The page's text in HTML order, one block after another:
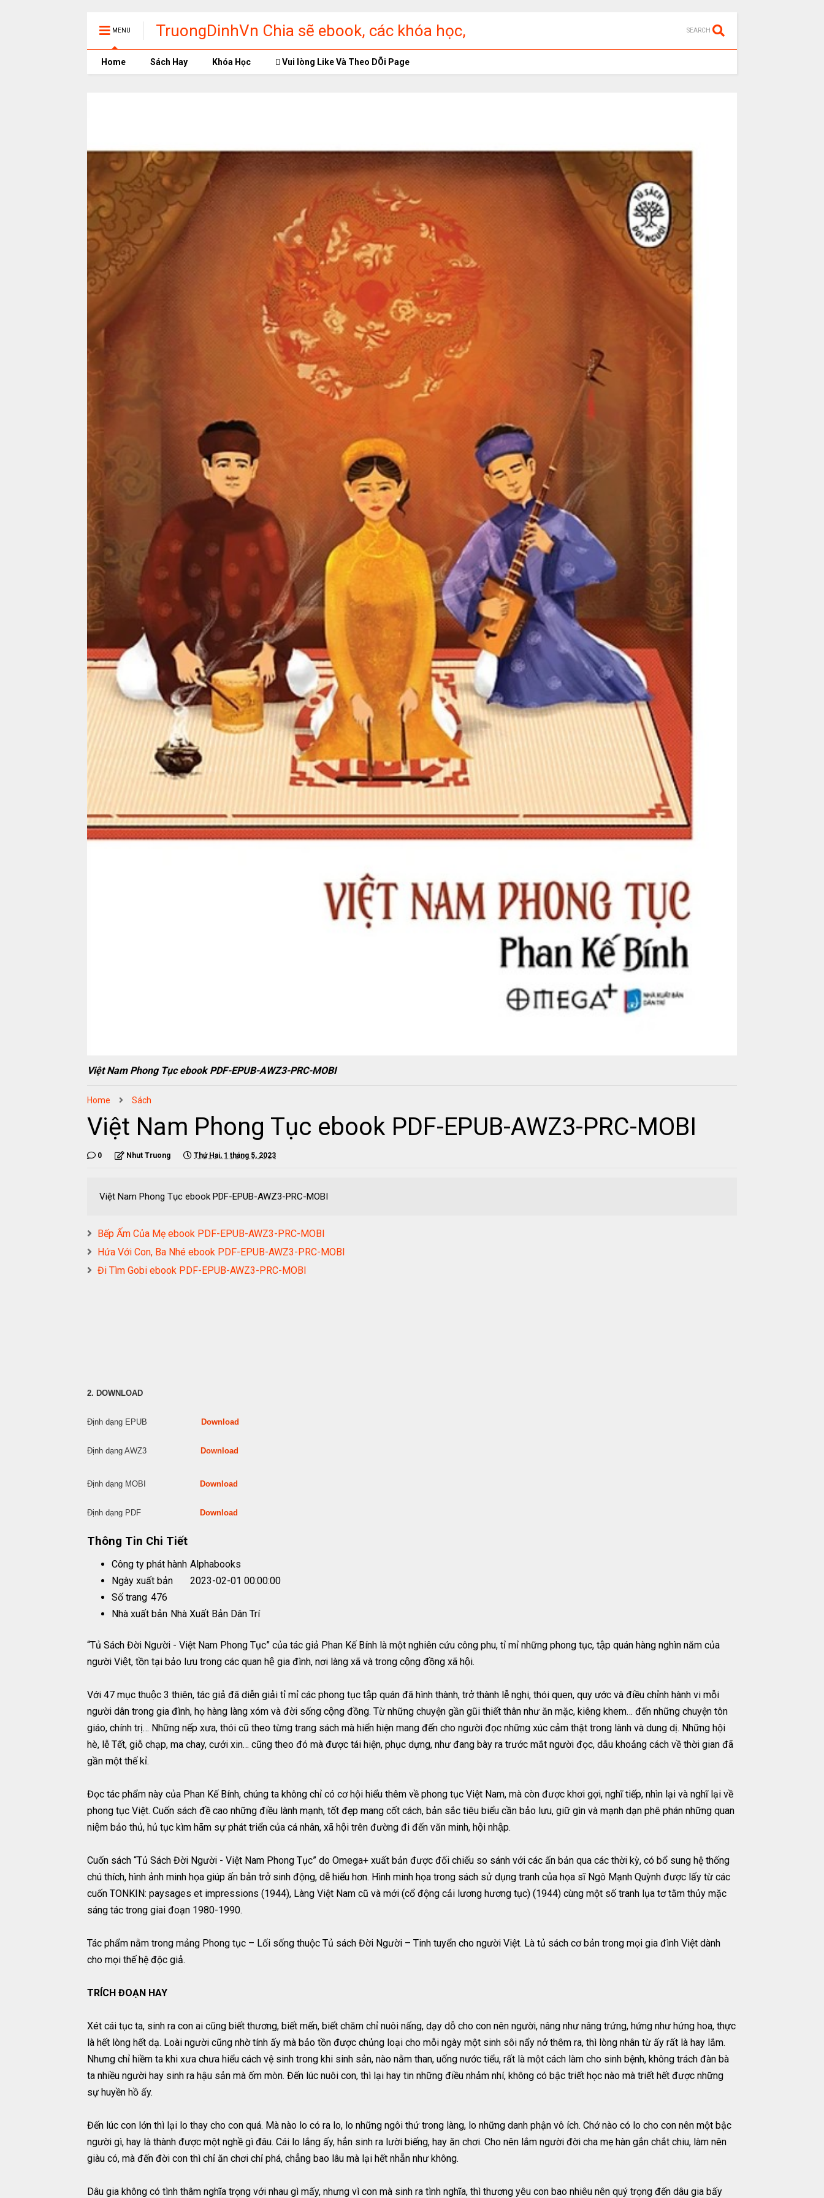
MENU
TruongDinhVn Chia sẽ ebook, các khóa học,
phần mềm học tập miễn phí
SEARCH
Home Sách Hay Khóa Học Vui lòng Like Và Theo DÕi Page
Việt Nam Phong Tục ebook PDF-EPUB-AWZ3-PRC-MOBI
Home Sách
Việt Nam Phong Tục ebook PDF-EPUB-AWZ3-PRC-MOBI
0 Nhut Truong Thứ Hai, 1 tháng 5, 2023
Việt Nam Phong Tục ebook PDF-EPUB-AWZ3-PRC-MOBI
Bếp Ấm Của Mẹ ebook PDF-EPUB-AWZ3-PRC-MOBI
Hứa Với Con, Ba Nhé ebook PDF-EPUB-AWZ3-PRC-MOBI
Đi Tìm Gobi ebook PDF-EPUB-AWZ3-PRC-MOBI
2. DOWNLOAD
Định dạng EPUB Download
Định dạng AWZ3 Download
Định dạng MOBI Download
Định dạng PDF Download
Thông Tin Chi Tiết
Công ty phát hành Alphabooks
Ngày xuất bản
2023-02-01 00:00:00
Số trang 476
Nhà xuất bản Nhà Xuất Bản Dân Trí
“Tủ Sách Đời Người - Việt Nam Phong Tục” của tác giả Phan Kế Bính là một nghiên cứu công phu, tỉ mỉ những phong tục, tập quán hàng nghìn năm của
người Việt, tồn tại bảo lưu trong các quan hệ gia đình, nơi làng xã và trong cộng đồng xã hội.
Với 47 mục thuộc 3 thiên, tác giả đã diễn giải tỉ mỉ các phong tục tập quán đã hình thành, trở thành lễ nghi, thói quen, quy ước và điều chỉnh hành vi mỗi
người dân trong gia đình, họ hàng làng xóm và đời sống cộng đồng. Từ những chuyện gần gũi thiết thân như ăn mặc, kiêng khem… đến những chuyện tôn
giáo, chính trị… Những nếp xưa, thói cũ theo từng trang sách mà hiển hiện mang đến cho người đọc những xúc cảm thật trong lành và dung dị. Những hội
hè, lễ Tết, giỗ chạp, ma chay, cưới xin… cũng theo đó mà được tái hiện, phục dựng, như đang bày ra trước mắt người đọc, dẫu khoảng cách về thời gian đã
gần một thế kỉ.
Đọc tác phẩm này của Phan Kế Bính, chúng ta không chỉ có cơ hội hiểu thêm về phong tục Việt Nam, mà còn được khơi gợi, nghĩ tiếp, nhìn lại và nghĩ lại về
phong tục Việt. Cuốn sách đề cao những điều lành mạnh, tốt đẹp mang cốt cách, bản sắc tiêu biểu cần bảo lưu, giữ gìn và mạnh dạn phê phán những quan
niệm bảo thủ, hủ tục kìm hãm sự phát triển của cá nhân, xã hội trên đường đi đến văn minh, hội nhập.
Cuốn sách “Tủ Sách Đời Người - Việt Nam Phong Tục” do Omega+ xuất bản được đối chiếu so sánh với các ấn bản qua các thời kỳ, có bổ sung hệ thống
chú thích, hình ảnh minh họa giúp ấn bản trở sinh động, dễ hiểu hơn. Hình minh họa trong sách sử dụng tranh của họa sĩ Ngô Mạnh Quỳnh được lấy từ các
cuốn TONKIN: paysages et impressions (1944), Làng Việt Nam cũ và mới (cổ động cải lương hương tục) (1944) cùng một số tranh lụa tơ tằm thủy mặc
sáng tác trong giai đoạn 1980-1990.
Tác phẩm nằm trong mảng Phong tục – Lối sống thuộc Tủ sách Đời Người – Tinh tuyển cho người Việt. Là tủ sách cơ bản trong mọi gia đình Việt dành
cho mọi thế hệ độc giả.
TRÍCH ĐOẠN HAY
Xét cái tục ta, sinh ra con ai cũng biết thương, biết mến, biết chăm chỉ nuôi nấng, dạy dỗ cho con nên người, nâng như nâng trứng, hứng như hứng hoa, thực
là hết lòng hết dạ. Loài người cũng nhờ tính ấy mà bảo tồn được chủng loại cho mỗi ngày một sinh sôi nẩy nở thêm ra, thì lòng nhân từ ấy rất là hay lắm.
Nhưng chỉ hiềm ta khi xưa chưa hiểu cách vệ sinh trong khi sinh sản, nào nằm than, uống nước tiểu, rất là một cách làm cho sinh bệnh, không trách đàn bà
ta nhiều người hay sinh ra hậu sản mà ốm mòn. Đến lúc nuôi con, thì lại hay tin những điều nhảm nhí, không có bậc triết học nào mà triết hết được những
sự huyền hồ ấy.
Đến lúc con lớn thì lại lo thay cho con quá. Mà nào lo có ra lo, lo những ngôi thứ trong làng, lo những danh phận vô ích. Chớ nào có lo cho con nên một bậc
người gì, hay là thành được một nghề gì đâu. Cái lo lắng ấy, hẳn sinh ra lười biếng, hay ăn chơi. Cho nên lắm người đời cha mẹ hàn gắn chắt chiu, làm nên
giàu có, mà đến đời con thì chỉ ăn chơi chỉ phá, chẳng bao lâu mà lại hết nhẵn như không.
Dâu gia không có tình thâm nghĩa trọng với nhau gì mấy, nhưng vì con mà sinh ra tình nghĩa, thì thương yêu con bao nhiêu nên quý trọng đến dâu gia bấy